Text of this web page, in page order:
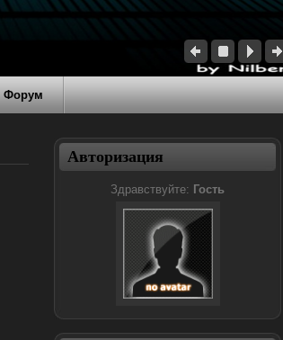
Форум
Авторизация
Здравствуйте: Гость